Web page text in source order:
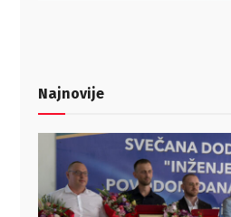
Najnovije